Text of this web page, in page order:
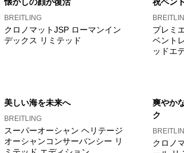
BREITLING
クロノマットJSP ローマンイン
デックス リミテッド
プレミ
ベント
ッドエ
美しい海を未来へ
BREITLING
スーパーオーシャン ヘリテージ
オーシャンコンサーバンシー リ
爽やか
ク
クロノ